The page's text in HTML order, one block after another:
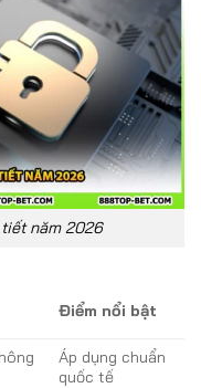
năm 2026
Điểm nổi bật
Áp dụng chuẩn
quốc tế